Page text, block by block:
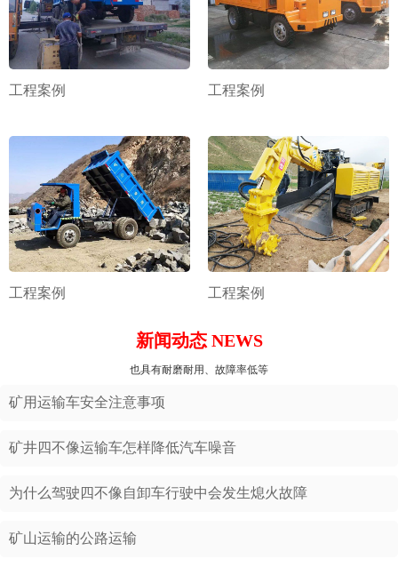
工程案例 工程案例
工程案例 工程案例
新闻动态 NEWS
也具有耐磨耐用、故障率低等
矿用运输车安全注意事项
矿井四不像运输车怎样降低汽车噪音
为什么驾驶四不像自卸车行驶中会发生熄火故障
矿山运输的公路运输